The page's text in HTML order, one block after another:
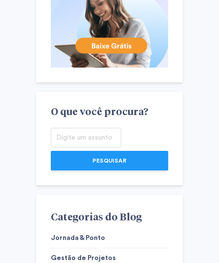
O que você procura?
PESQUISAR
Categorias do Blog
Jornada & Ponto
Gestão de Projetos